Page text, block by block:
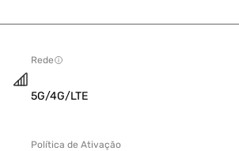
Rede
5G/4G/LTE
Política de Ativação